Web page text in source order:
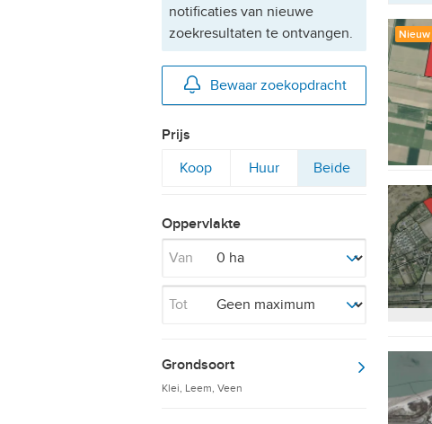
notificaties van nieuwe
zoekresultaten te ontvangen.
Bewaar zoekopdracht
Prijs
Filter
Koop
Filter
Huur
Filter
op
Beide
Oppervlakte
Van
Tot
Grondsoort
Klei, Leem, Veen
Nieuw